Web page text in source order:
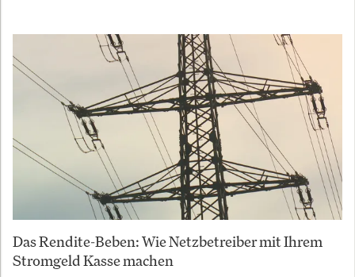
Das Rendite-Beben: Wie Netzbetreiber mit Ihrem
Stromgeld Kasse machen